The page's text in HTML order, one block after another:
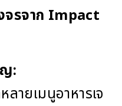
รจาก Impact
:
ลายเมนูอาหารเจ